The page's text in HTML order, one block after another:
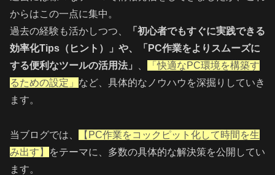
からはこの一点に集中。
過去の経験も活かしつつ、
「初心者でもすぐに実践できる
効率化Tips（ヒント）」や、「PC作業をよりスムーズに
する便利なツールの活用法」
「快適なPC環境を構築す
るための設定」 など、具体的なノウハウを深掘りしていき
ます。
当ブログでは、
【PC作業をコックピット化して時間を生
み出す】
をテーマに、多数の具体的な解決策を公開してい
ます。